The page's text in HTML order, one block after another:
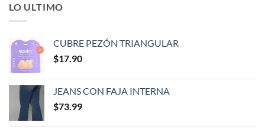
LO ULTIMO
CUBRE PEZÓN TRIANGULAR
$17.90
JEANS CON FAJA INTERNA
$73.99